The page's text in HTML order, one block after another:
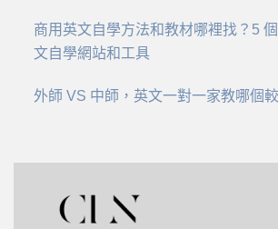
商用英文自學方法和教材哪裡找？5
文自學網站和工具
外師 VS 中師，英文一對一家教哪個